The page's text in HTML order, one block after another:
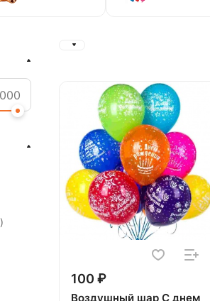
100 ₽
Воздушный шар С днем
)